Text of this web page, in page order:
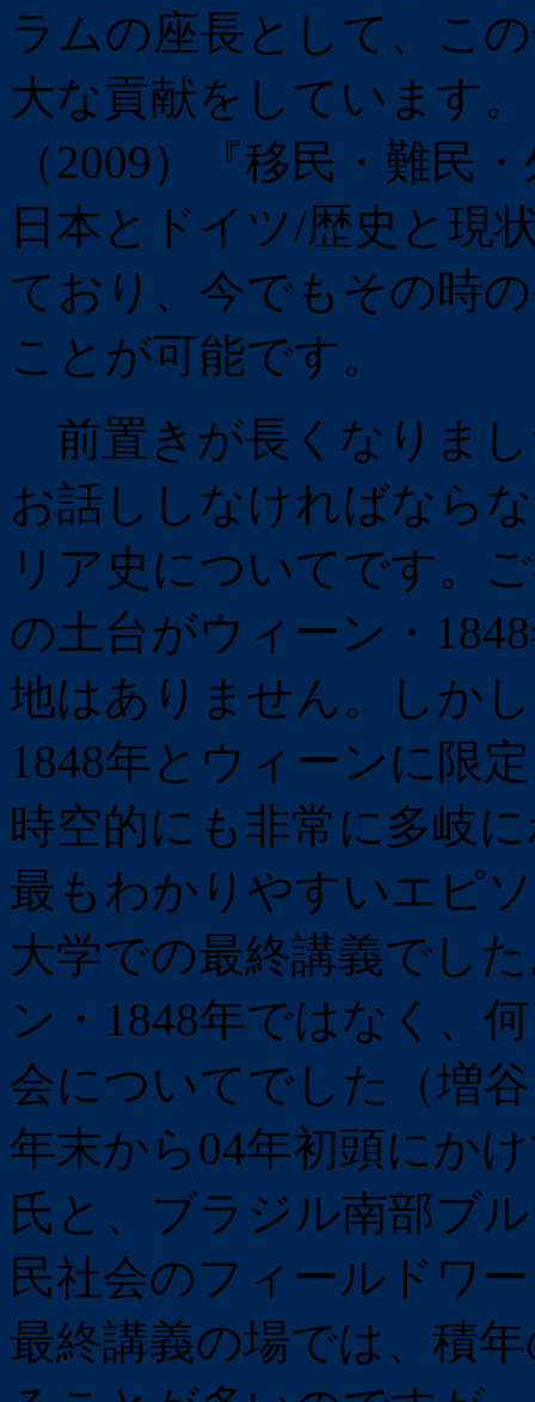
ラムの座長として、こ
大な貢献をしています
（2009）『移民・難民
日本とドイツ/歴史と現
ており、今でもその時
ことが可能です。
前置きが長くなりま
お話ししなければなら
リア史についてです。
の土台がウィーン・
地はありません。しか
1848年とウィーンに限
時空的にも非常に多岐
最もわかりやすいエピ
大学での最終講義でし
ン・1848年ではなく、
会についてでした（増
年末から04年初頭にか
氏と、ブラジル南部ブ
民社会のフィールドワ
最終講義の場では、積